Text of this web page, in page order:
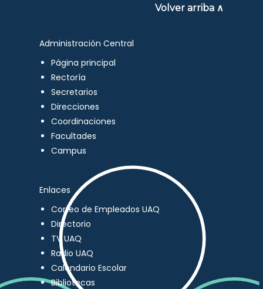
Volver arriba ∧
Administración Central
Página principal
Rectoría
Secretarios
Direcciones
Coordinaciones
Facultades
Campus
Enlaces
Correo de Empleados UAQ
Directorio
TV UAQ
Radio UAQ
Calendario Escolar
Bibliotecas